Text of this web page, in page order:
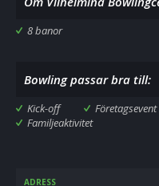
8 banor
Bowling passar bra till:
Kick-off Företagsevent
Familjeaktivitet
ADRESS